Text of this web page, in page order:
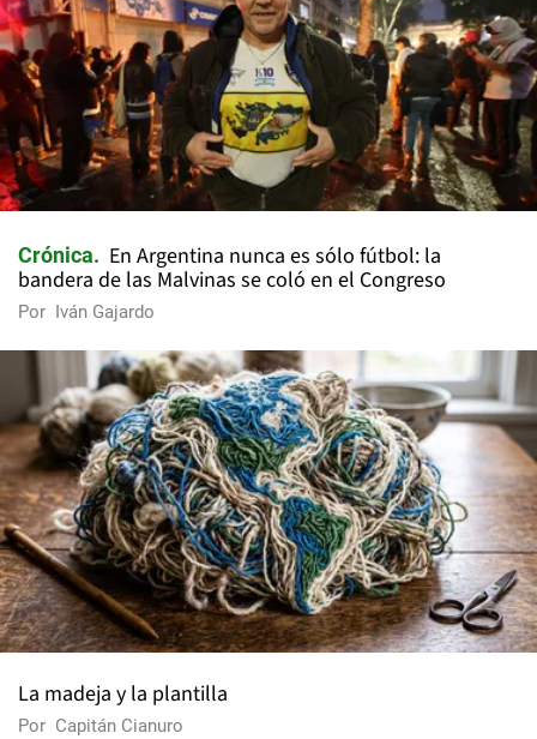
Crónica
En Argentina nunca es sólo fútbol: la
bandera de las Malvinas se coló en el Congreso
Por Iván Gajardo
La madeja y la plantilla
Por Capitán Cianuro